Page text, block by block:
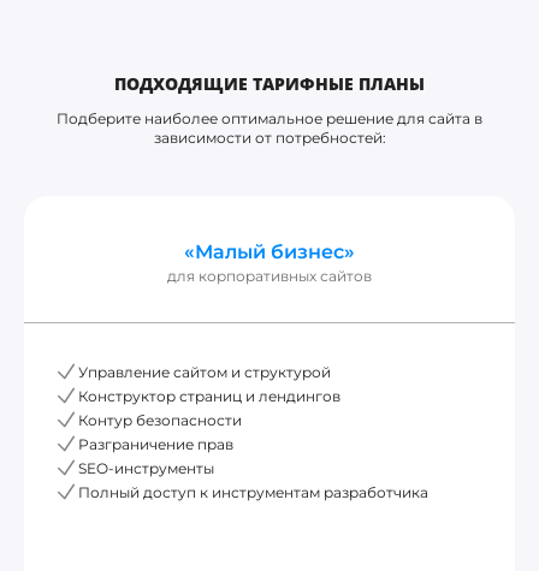
ПОДХОДЯЩИЕ ТАРИФНЫЕ ПЛАНЫ
Подберите наиболее оптимальное решение для сайта в
зависимости от потребностей:
«Малый бизнес»
для корпоративных сайтов
Управление сайтом и структурой
Конструктор страниц и лендингов
Контур безопасности
Разграничение прав
SEO-инструменты
Полный доступ к инструментам разработчика